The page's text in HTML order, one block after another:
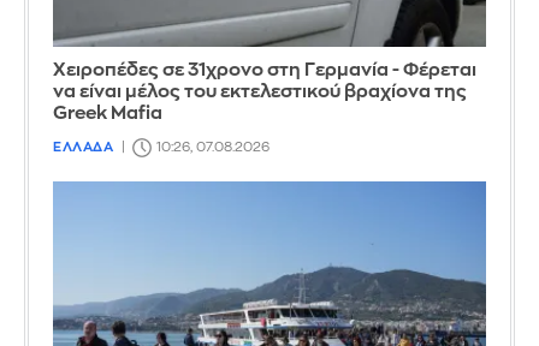
Χειροπέδες σε 31χρονο στη Γερμανία - Φέρεται
να είναι μέλος του εκτελεστικού βραχίονα της
Greek Mafia
ΕΛΛΑΔΑ 10:26, 07.08.2026